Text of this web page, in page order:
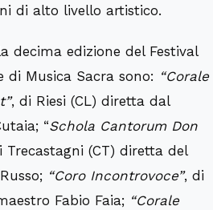
di alto livello artistico.
decima edizione del Festival
di Musica Sacra sono: “Corale
, di Riesi (CL) diretta dal
“Schola Cantorum Don
Trecastagni (CT) diretta del
“Coro Incontrovoce”, di
Fabio Faia; “Corale